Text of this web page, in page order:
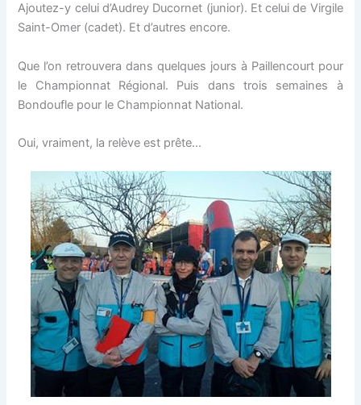
Ajoutez-y celui d’Audrey Ducornet (junior). Et celui de Virgile
Saint-Omer (cadet). Et d’autres encore.
Que l’on retrouvera dans quelques jours à Paillencourt pour
le Championnat Régional. Puis dans trois semaines à
Bondoufle pour le Championnat National.
Oui, vraiment, la relève est prête…